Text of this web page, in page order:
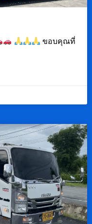
ขอบคุณที่